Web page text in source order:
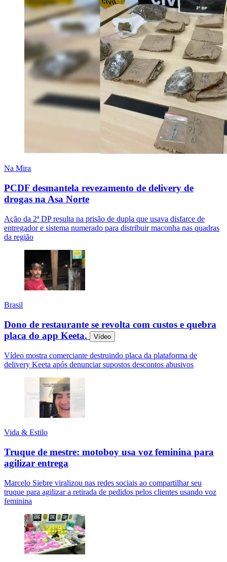
Na Mira
PCDF desmantela revezamento de delivery de
drogas na Asa Norte
Ação da 2ª DP resulta na prisão de dupla que usava disfarce de
entregador e sistema numerado para distribuir maconha nas quadras
da região
Brasil
Dono de restaurante se revolta com custos e quebra
placa do app Keeta.
Vídeo
Vídeo mostra comerciante destruindo placa da plataforma de
delivery Keeta após denunciar supostos descontos abusivos
Vida & Estilo
Truque de mestre: motoboy usa voz feminina para
agilizar entrega
Marcelo Siebre viralizou nas redes sociais ao compartilhar seu
truque para agilizar a retirada de pedidos pelos clientes usando voz
feminina